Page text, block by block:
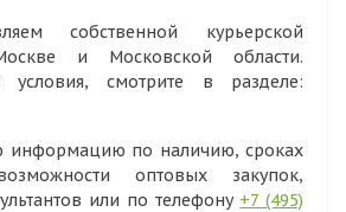
собственной курьерской
и Московской области.
условия, смотрите в разделе:
информацию по наличию, сроках
оптовых закупок,
или по телефону +7 (495)